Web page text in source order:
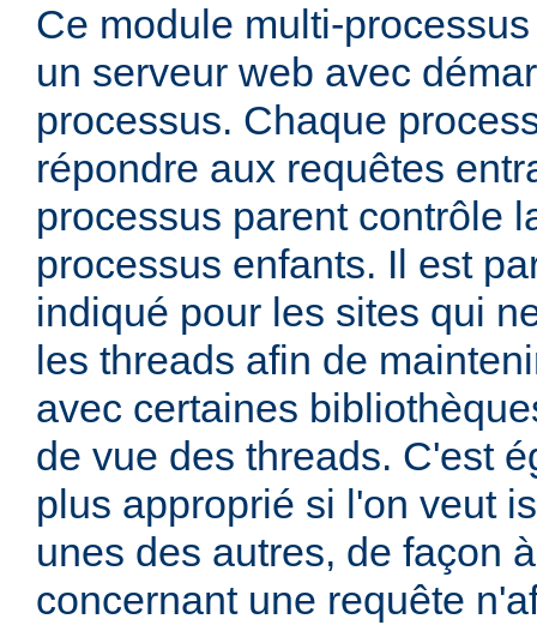
Ce module multi-
un serveur web avec
processus. Chaque
répondre aux requêtes
processus parent contrôle
processus enfants. Il est
indiqué pour les sites qui
les threads afin de
avec certaines
de vue des threads. C'est
plus approprié si l'on veut
unes des autres, de façon
concernant une requête